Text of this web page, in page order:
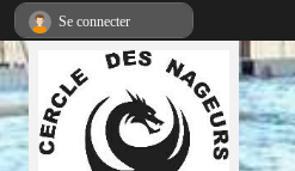
Se connecter
Panneau de gestion des cookies